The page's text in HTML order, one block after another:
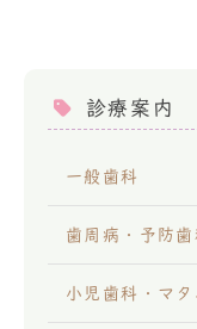
診療案内
一般歯科
歯周病・予防歯
小児歯科・マ